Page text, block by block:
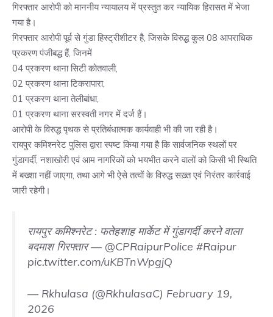
गिरफ्तार आरोपी को माननीय न्यायालय में प्रस्तुत कर न्यायिक हिरासत में भेजा
गया है।
गिरफ्तार आरोपी पूर्व से गुंडा हिस्ट्रीशीटर है, जिसके विरुद्ध कुल 08 आपराधिक
प्रकरण पंजीबद्ध हैं, जिनमें
04 प्रकरण थाना सिटी कोतवाली,
02 प्रकरण थाना टिकरापारा,
01 प्रकरण थाना तेलीबांधा,
01 प्रकरण थाना सरस्वती नगर में दर्ज हैं।
आरोपी के विरुद्ध पृथक से प्रतिबंधात्मक कार्यवाही भी की जा रही है।
रायपुर कमिश्नरेट पुलिस द्वारा स्पष्ट किया गया है कि सार्वजनिक स्थलों पर
गुंडागर्दी, नशाखोरी एवं आम नागरिकों को भयभीत करने वालों को किसी भी स्थिति
में बख्शा नहीं जाएगा, तथा आगे भी ऐसे तत्वों के विरुद्ध सख़्त एवं निरंतर कार्रवाई
जारी रहेगी।
रायपुर कमिश्नरेट : फतेहशाह मार्केट में गुंडागर्दी करने वाला
बदमाश गिरफ्तार — @CPRaipurPolice #Raipur
pic.twitter.com/uKBTnWpgjQ
— Rkhulasa (@RkhulasaC) February 19,
2026